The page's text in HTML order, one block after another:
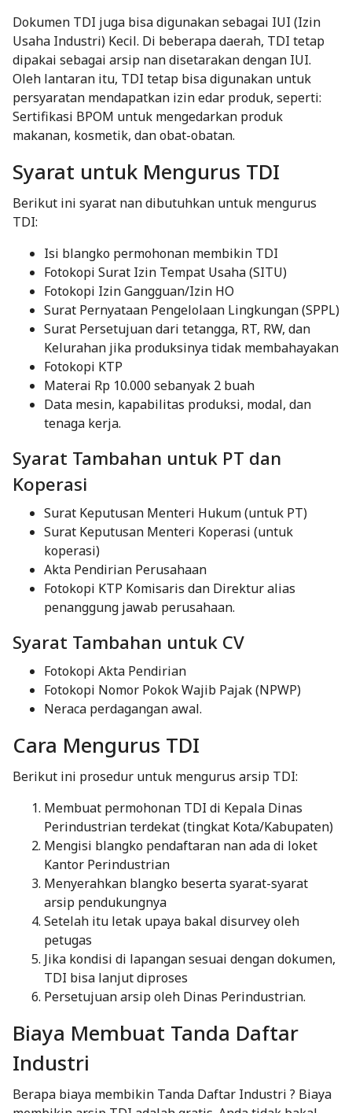
Dokumen TDI juga bisa digunakan sebagai IUI (Izin
Usaha Industri) Kecil. Di beberapa daerah, TDI tetap
dipakai sebagai arsip nan disetarakan dengan IUI.
Oleh lantaran itu, TDI tetap bisa digunakan untuk
persyaratan mendapatkan izin edar produk, seperti:
Sertifikasi BPOM untuk mengedarkan produk
makanan, kosmetik, dan obat-obatan.
Syarat untuk Mengurus TDI
Berikut ini syarat nan dibutuhkan untuk mengurus
TDI:
Isi blangko permohonan membikin TDI
Fotokopi Surat Izin Tempat Usaha (SITU)
Fotokopi Izin Gangguan/Izin HO
Surat Pernyataan Pengelolaan Lingkungan (SPPL)
Surat Persetujuan dari tetangga, RT, RW, dan
Kelurahan jika produksinya tidak membahayakan
Fotokopi KTP
Materai Rp 10.000 sebanyak 2 buah
Data mesin, kapabilitas produksi, modal, dan
tenaga kerja.
Syarat Tambahan untuk PT dan
Koperasi
Surat Keputusan Menteri Hukum (untuk PT)
Surat Keputusan Menteri Koperasi (untuk
koperasi)
Akta Pendirian Perusahaan
Fotokopi KTP Komisaris dan Direktur alias
penanggung jawab perusahaan.
Syarat Tambahan untuk CV
Fotokopi Akta Pendirian
Fotokopi Nomor Pokok Wajib Pajak (NPWP)
Neraca perdagangan awal.
Cara Mengurus TDI
Berikut ini prosedur untuk mengurus arsip TDI:
Membuat permohonan TDI di Kepala Dinas
Perindustrian terdekat (tingkat Kota/Kabupaten)
Mengisi blangko pendaftaran nan ada di loket
Kantor Perindustrian
Menyerahkan blangko beserta syarat-syarat
arsip pendukungnya
Setelah itu letak upaya bakal disurvey oleh
petugas
Jika kondisi di lapangan sesuai dengan dokumen,
TDI bisa lanjut diproses
Persetujuan arsip oleh Dinas Perindustrian.
Biaya Membuat Tanda Daftar
Industri
Berapa biaya membikin Tanda Daftar Industri ? Biaya